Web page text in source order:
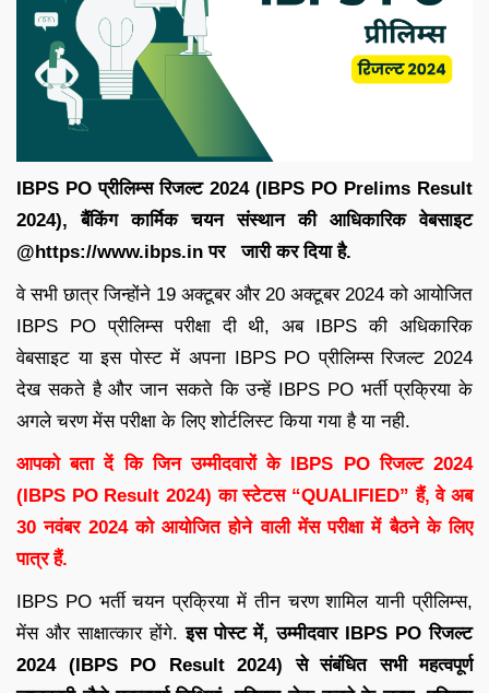
IBPS PO प्रीलिम्स रिजल्ट 2024 (IBPS PO Prelims Result
2024), बैंकिंग कार्मिक चयन संस्थान की आधिकारिक वेबसाइट
@https://www.ibps.in पर जारी कर दिया है.
वे सभी छात्र जिन्होंने 19 अक्टूबर और 20 अक्टूबर 2024 को आयोजित
IBPS PO प्रीलिम्स परीक्षा दी थी, अब IBPS की अधिकारिक
वेबसाइट या इस पोस्ट में अपना IBPS PO प्रीलिम्स रिजल्ट 2024
देख सकते है और जान सकते कि उन्हें IBPS PO भर्ती प्रक्रिया के
अगले चरण मेंस परीक्षा के लिए शोर्टलिस्ट किया गया है या नही.
आपको बता दें कि जिन उम्मीदवारों के IBPS PO रिजल्ट 2024
(IBPS PO Result 2024) का स्टेटस “QUALIFIED” हैं, वे अब
30 नवंबर 2024 को आयोजित होने वाली मेंस परीक्षा में बैठने के लिए
पात्र हैं.
IBPS PO भर्ती चयन प्रक्रिया में तीन चरण शामिल यानी प्रीलिम्स,
मेंस और साक्षात्कार होंगे.इस पोस्ट में,उम्मीदवार IBPS POरिजल्ट
2024 (IBPS PO Result 2024)से संबंधित सभी
महत्वपूर्ण